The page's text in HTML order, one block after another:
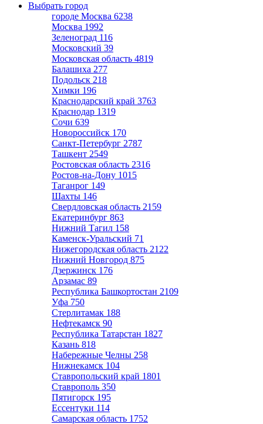
Выбрать город
городе Москва 6238
Москва 1992
Зеленоград 116
Московский 39
Московская область 4819
Балашиха 277
Подольск 218
Химки 196
Краснодарский край 3763
Краснодар 1319
Сочи 639
Новороссийск 170
Санкт-Петербург 2787
Ташкент 2549
Ростовская область 2316
Ростов-на-Дону 1015
Таганрог 149
Шахты 146
Свердловская область 2159
Екатеринбург 863
Нижний Тагил 158
Каменск-Уральский 71
Нижегородская область 2122
Нижний Новгород 875
Дзержинск 176
Арзамас 89
Республика Башкортостан 2109
Уфа 750
Стерлитамак 188
Нефтекамск 90
Республика Татарстан 1827
Казань 818
Набережные Челны 258
Нижнекамск 104
Ставропольский край 1801
Ставрополь 350
Пятигорск 195
Ессентуки 114
Самарская область 1752